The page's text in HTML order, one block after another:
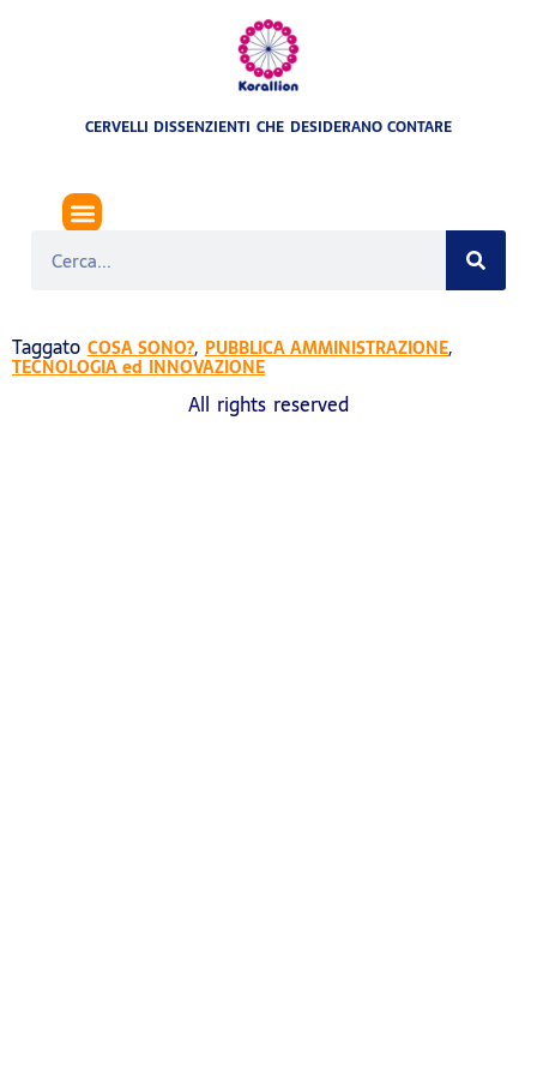
CERVELLI DISSENZIENTI CHE DESIDERANO CONTARE
Taggato COSA SONO?, PUBBLICA AMMINISTRAZIONE,
TECNOLOGIA ed INNOVAZIONE
All rights reserved